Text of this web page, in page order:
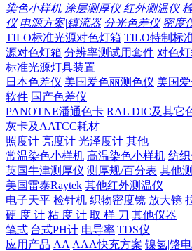
染色小样机 涂层测厚仪 红外测温仪
仪 电源方案|镇流器 分光色差仪 密度
TILO标准光源对色灯箱 TILO特制标
源对色灯箱 分辨率测试用套件 对色
标准光源灯具装置
日本色差仪 美国爱色丽测色仪 美国
软件 国产色差仪
PANOTNE潘通色卡 RAL DIC及其它
灰卡及AATCC耗材
照度计 亮度计 光泽度计 其他
常温染色小样机 高温染色小样机 纺
英国牛津测厚仪 测厚规/百分表 其他
美国雷泰Raytek 其他红外测温仪
电子天平 检针机 织物密度镜 放大镜
硬 度 计 粘 度 计 取 样 刀 其他仪器
笔式|台式PH计 电导率|TDS仪
应用产品 AA|AAA快充方案 镍氢|铬